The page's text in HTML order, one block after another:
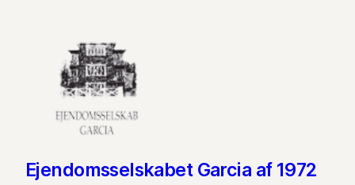
Ejendomsselskabet Garcia af 1972